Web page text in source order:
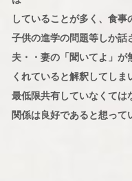
していることが多く、食
子供の進学の問題等しか話
夫・・妻の「聞いてよ」が
くれていると解釈してしま
最低限共有していなくては
関係は良好であると想って